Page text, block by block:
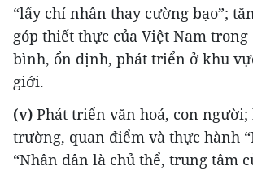
“lấy chí nhân thay cường bạo”;
góp thiết thực của Việt Nam
bình, ổn định, phát triển ở khu
giới.
(v) Phát triển văn hoá, con
trường, quan điểm và thực hành
“Nhân dân là chủ thể, trung tâm